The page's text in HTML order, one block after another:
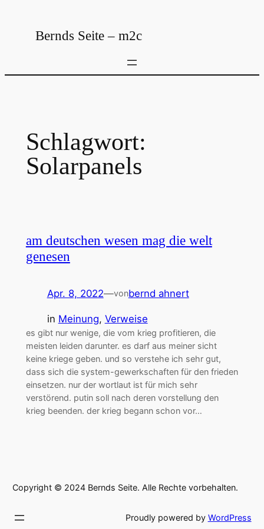
springenBernds Seite – m2c
Schlagwort:
Solarpanels
am deutschen wesen mag die welt
genesen
Apr. 8, 2022—vonbernd ahnert
in Meinung, Verweise
es gibt nur wenige, die vom krieg profitieren, die
meisten leiden darunter. es darf aus meiner sicht
keine kriege geben. und so verstehe ich sehr gut,
dass sich die system-gewerkschaften für den frieden
einsetzen. nur der wortlaut ist für mich sehr
verstörend. putin soll nach deren vorstellung den
krieg beenden. der krieg begann schon vor…
Copyright © 2024 Bernds Seite. Alle Rechte vorbehalten.
Proudly powered by WordPress